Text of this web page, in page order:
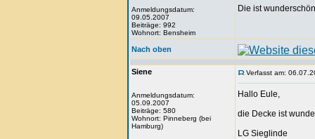
Anmeldungsdatum:
09.05.2007
Beiträge: 992
Wohnort: Bensheim
Die ist
Nach oben
Siene
Anmeldungsdatum:
05.09.2007
Beiträge: 580
Wohnort: Pinneberg (bei
Hamburg)
Verfasst am:
Hallo Eule,
die Decke ist
LG Sieglinde